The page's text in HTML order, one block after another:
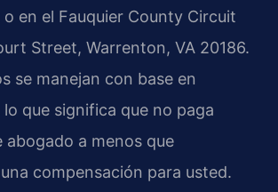
en el Fauquier County Circuit
Street, Warrenton, VA 20186.
se manejan con base en
que significa que no paga
abogado a menos que
compensación para usted.